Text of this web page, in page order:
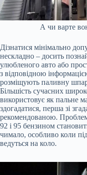
А чи варте
Дізнатися мінімально
нескладно – досить
улюбленого авто або
з відповідною
розміщують паливну
Більшість сучасних
використовує як пальне
здогадатися, перша зі
рекомендованою.
92 і 95 бензином
чимало, особливо коли
ведуться на коло.